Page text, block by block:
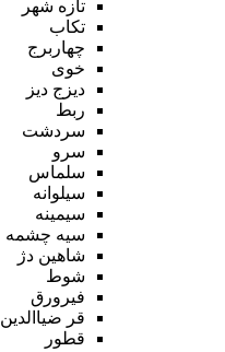
تازه شهر
تکاب
چهاربرج
خوی
دیزج دیز
ربط
سردشت
سرو
سلماس
سیلوانه
سیمینه
سیه چشمه
شاهین دژ
شوط
فیرورق
قر ضیاالدین
قطور